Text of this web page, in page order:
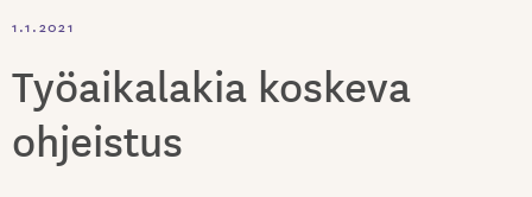
1.1.2021
Työaikalakia koskeva
ohjeistus